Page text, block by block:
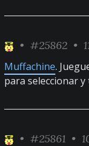
• #25862 •
Muffachine.
para seleccionar
• #25861 •